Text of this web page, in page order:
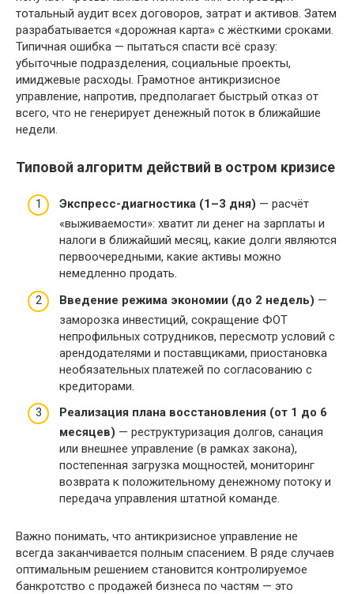
тотальный аудит всех договоров, затрат и активов. Затем
разрабатывается «дорожная карта» с жёсткими сроками.
Типичная ошибка — пытаться спасти всё сразу:
убыточные подразделения, социальные проекты,
имиджевые расходы. Грамотное антикризисное
управление, напротив, предполагает быстрый отказ от
всего, что не генерирует денежный поток в ближайшие
недели.
Типовой алгоритм действий в остром кризисе
Экспресс-диагностика (1–3 дня) — расчёт
«выживаемости»: хватит ли денег на зарплаты и
налоги в ближайший месяц, какие долги являются
первоочередными, какие активы можно
немедленно продать.
Введение режима экономии (до 2 недель) —
заморозка инвестиций, сокращение ФОТ
непрофильных сотрудников, пересмотр условий с
арендодателями и поставщиками, приостановка
необязательных платежей по согласованию с
кредиторами.
Реализация плана восстановления (от 1 до 6
месяцев) — реструктуризация долгов, санация
или внешнее управление (в рамках закона),
постепенная загрузка мощностей, мониторинг
возврата к положительному денежному потоку и
передача управления штатной команде.
Важно понимать, что антикризисное управление не
всегда заканчивается полным спасением. В ряде случаев
оптимальным решением становится контролируемое
банкротство с продажей бизнеса по частям — это